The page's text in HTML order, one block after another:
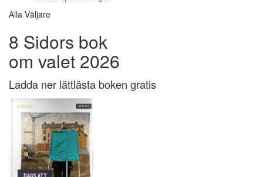
Alla Väljare
8 Sidors bok
om valet 2026
Ladda ner lättlästa boken gratis